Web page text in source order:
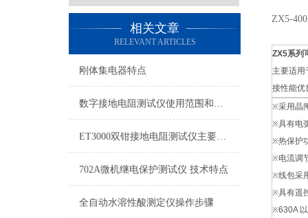
相关文章
RELEVANT ARTICLES
刚体集电器特点
数字接地电阻测试仪使用范围和主要特点
ET3000双钳接地电阻测试仪主要特点与技术
702A微机继电保护测试仪 技术特点
全自动水溶性酸测定仪操作步骤
ZX5-
ZX5系列
主要适用
接性能优
※采用晶
※具有电
※热保护
※电流调
※线包采
※具有遥
※630A